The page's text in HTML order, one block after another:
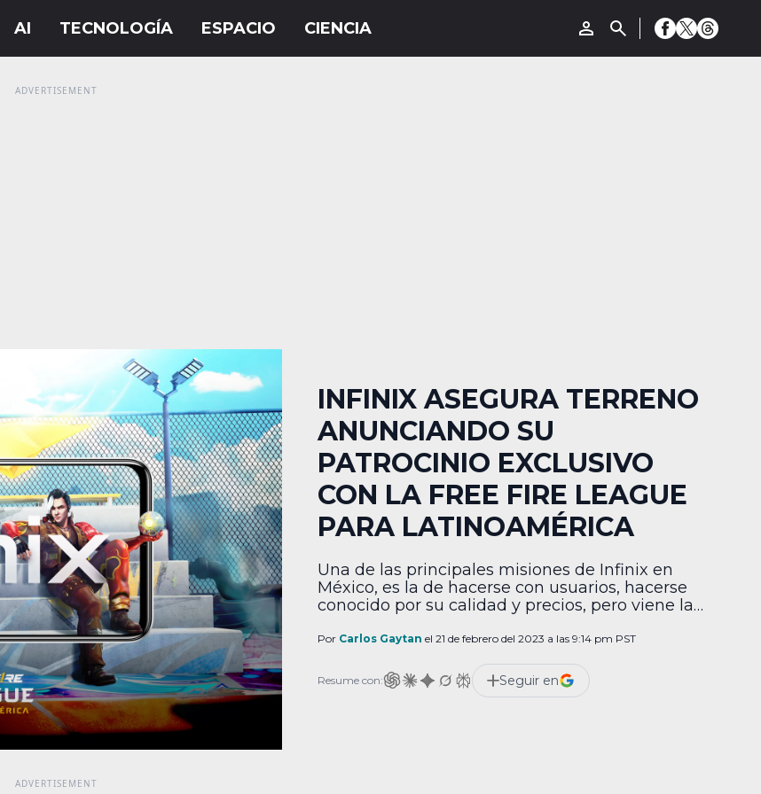
INFINIX ASEGURA TERRENO
ANUNCIANDO SU
PATROCINIO EXCLUSIVO
CON LA FREE FIRE LEAGUE
PARA LATINOAMÉRICA
Una de las principales misiones de Infinix en
México, es la de hacerse con usuarios, hacerse
conocido por su calidad y precios, pero viene la
mercado tan peleado? Pues una de las maneras
a patrocinar un evento tan […]
Por Carlos Gaytan el 21 de febrero del 2023 a las 9:14 pm PST
Resume con: Seguir en